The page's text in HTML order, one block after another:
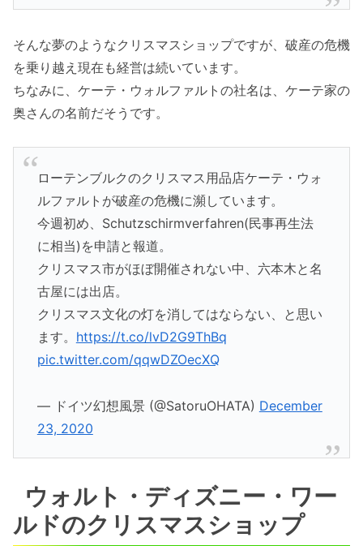
そんな夢のようなクリスマスショップですが、破産の危機
を乗り越え現在も経営は続いています。
ちなみに、ケーテ・ウォルファルトの社名は、ケーテ家の
奥さんの名前だそうです。
ローテンブルクのクリスマス用品店ケーテ・ウォ
ルファルトが破産の危機に瀕しています。
今週初め、Schutzschirmverfahren(民事再生法
に相当)を申請と報道。
クリスマス市がほぼ開催されない中、六本木と名
古屋には出店。
クリスマス文化の灯を消してはならない、と思い
ます。 https://t.co/lvD2G9ThBq
pic.twitter.com/qqwDZOecXQ
— ドイツ幻想風景 (@SatoruOHATA) December
23, 2020
ウォルト・ディズニー・ワー
ルドのクリスマスショップ